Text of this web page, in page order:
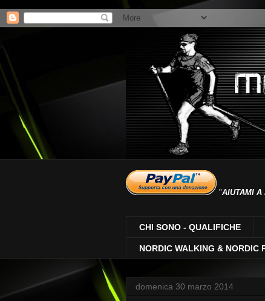
"AIUTAMI A
CHI SONO - QUALIFICHE
NORDIC WALKING & NORDIC
domenica 30 marzo 2014